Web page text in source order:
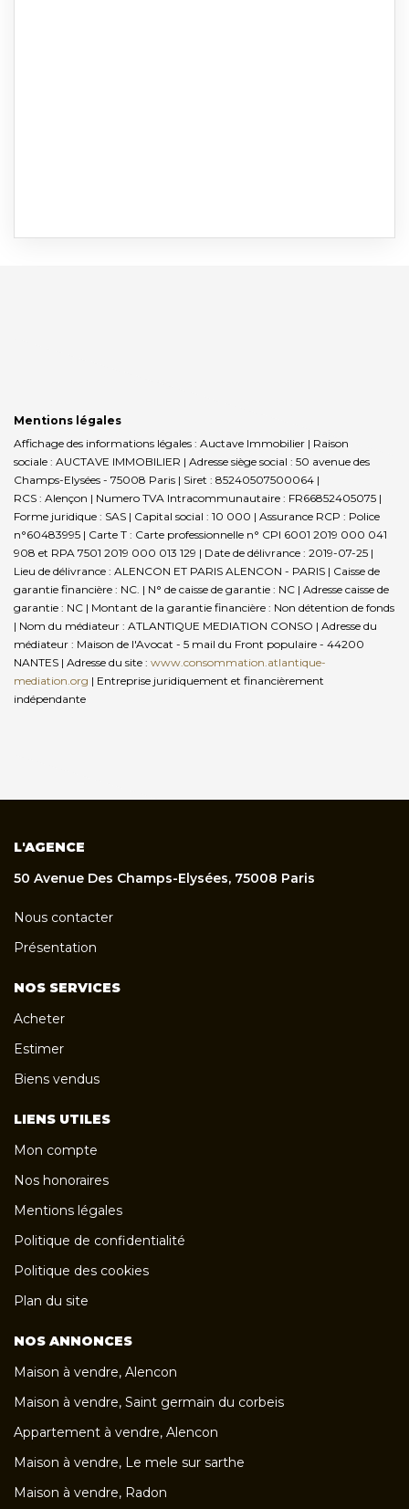
Mentions légales
Affichage des informations légales : Auctave Immobilier | Raison
sociale : AUCTAVE IMMOBILIER | Adresse siège social : 50 avenue des
Champs-Elysées - 75008 Paris | Siret : 85240507500064 |
RCS : Alençon | Numero TVA Intracommunautaire : FR66852405075 |
Forme juridique : SAS | Capital social : 10 000 | Assurance RCP : Police
n°60483995 | Carte T : Carte professionnelle n° CPI 6001 2019 000 041
908 et RPA 7501 2019 000 013 129 | Date de délivrance : 2019-07-25 |
Lieu de délivrance : ALENCON ET PARIS ALENCON - PARIS | Caisse de
garantie financière : NC. | N° de caisse de garantie : NC | Adresse caisse de
garantie : NC | Montant de la garantie financière : Non détention de fonds
| Nom du médiateur : ATLANTIQUE MEDIATION CONSO | Adresse du
médiateur : Maison de l'Avocat - 5 mail du Front populaire - 44200
NANTES | Adresse du site : www.consommation.atlantique-
mediation.org | Entreprise juridiquement et financièrement
indépendante
L'AGENCE
50 Avenue Des Champs-Elysées, 75008 Paris
Nous contacter
Présentation
NOS SERVICES
Acheter
Estimer
Biens vendus
LIENS UTILES
Mon compte
Nos honoraires
Mentions légales
Politique de confidentialité
Politique des cookies
Plan du site
NOS ANNONCES
Maison à vendre, Alencon
Maison à vendre, Saint germain du corbeis
Appartement à vendre, Alencon
Maison à vendre, Le mele sur sarthe
Maison à vendre, Radon